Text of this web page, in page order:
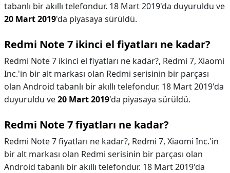
tabanlı bir akıllı telefondur. 18 Mart 2019'da duyuruldu ve
20 Mart 2019'da piyasaya sürüldü.
Redmi Note 7 ikinci el fiyatları ne kadar?
Redmi Note 7 ikinci el fiyatları ne kadar?, Redmi 7, Xiaomi
Inc.'in bir alt markası olan Redmi serisinin bir parçası
olan Android tabanlı bir akıllı telefondur. 18 Mart 2019'da
duyuruldu ve20 Mart 2019'da piyasaya sürüldü.
Redmi Note 7 fiyatları ne kadar?
Redmi Note 7 fiyatları ne kadar?, Redmi 7, Xiaomi Inc.'in
bir alt markası olan Redmi serisinin bir parçası olan
Android tabanlı bir akıllı telefondur. 18 Mart 2019'da